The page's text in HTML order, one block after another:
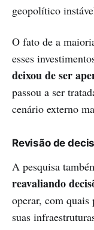
geopolítico
O fato de a
esses
deixou de ser
passou a ser
cenário externo
Revisão de
A pesquisa
reavaliando
operar, com quais
suas